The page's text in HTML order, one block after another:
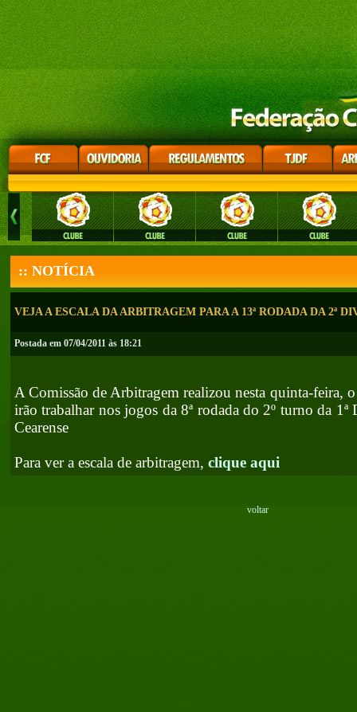
:: NOTÍCIA
VEJA A ESCALA DA ARBITRAGEM PARA A 13ª RODADA DA 2ª
Postada em 07/04/2011 às 18:21
A Comissão de Arbitragem realizou nesta quinta-feira,
irão trabalhar nos jogos da 8ª rodada do 2º turno da
Cearense
Para ver a escala de arbitragem, clique aqui
voltar